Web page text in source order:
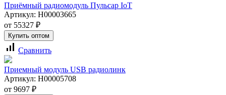
Приёмный радиомодуль Пульсар IoT
Артикул: Н00003665
от 55327 ₽
Купить оптом
signal_cellular_alt Сравнить
Приемный модуль USB радиолинк
Артикул: Н00005708
от 9697 ₽